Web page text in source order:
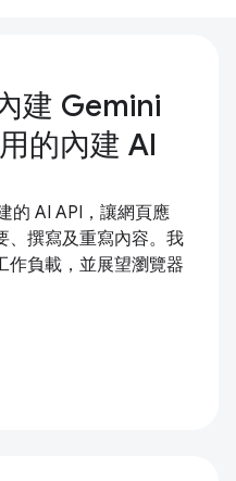
建 Gemini
的內建 AI
的 AI API，讓網頁應
、撰寫及重寫內容。我
作負載，並展望瀏覽器